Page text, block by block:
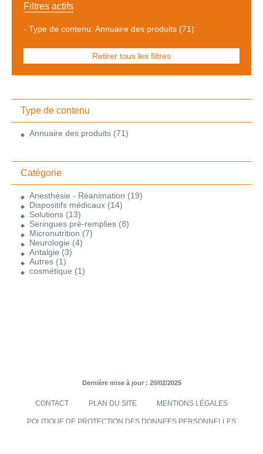
Filtres actifs
- Type de contenu: Annuaire des produits (71)
Retirer tous les filtres
Type de contenu
Annuaire des produits (71)
Catégorie
Anesthésie - Réanimation (19)
Dispositifs médicaux (14)
Solutions (13)
Seringues pré-remplies (8)
Micronutrition (7)
Neurologie (4)
Antalgie (3)
Autres (1)
cosmétique (1)
Dernière mise à jour : 20/02/2025
CONTACT PLAN DU SITE MENTIONS LÉGALES
POLITIQUE DE PROTECTION DES DONNEES PERSONNELLES